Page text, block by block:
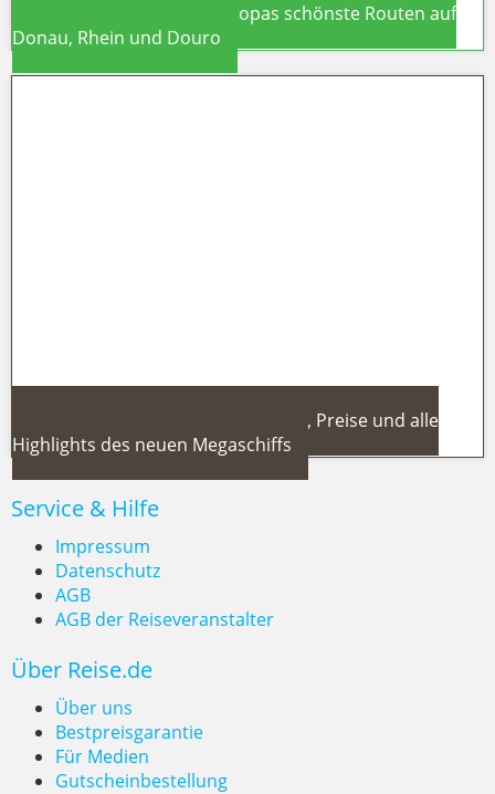
Flusskreuzfahrt 2026: Europas schönste Routen auf
Donau, Rhein und Douro
MSC World America 2025: Routen,
Preise und alle Highlights des
neuen Megaschiffs
MSC World America 2025: Routen, Preise und alle
Highlights des neuen Megaschiffs
Service & Hilfe
Impressum
Datenschutz
AGB
AGB der Reiseveranstalter
Über Reise.de
Über uns
Bestpreisgarantie
Für Medien
Gutscheinbestellung